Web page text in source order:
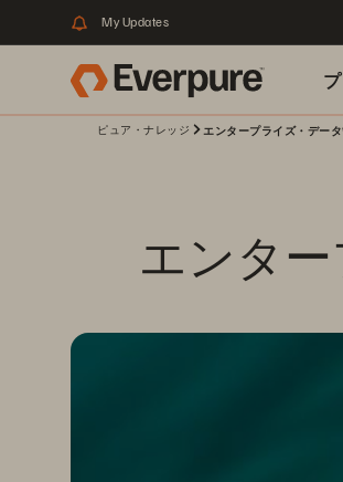
My Updates
ピュア・ナレッジ エンタープライズ・デー
エンタ